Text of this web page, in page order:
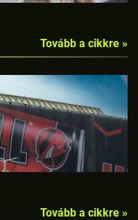
Tovább a cikkre »
Tovább a cikkre »